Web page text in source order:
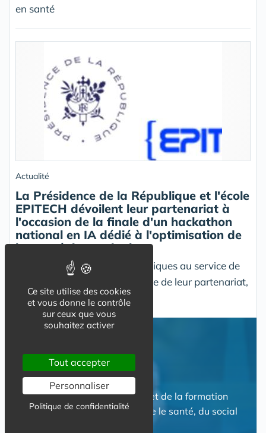
en santé
Actualité
La Présidence de la République et l'école
EPITECH dévoilent leur partenariat à
l'occasion de la finale d'un hackathon
national en IA dédié à l'optimisation de
la stratégie vaccinale
Un hackathon « Données publiques au service de
l’intérêt général », dans le cadre de leur partenariat,
au Palais de l’Alma.
Suivez l'actualité de l'emploi et de la formation
dans le secteur des métiers de le santé, du social
Ce site utilise des cookies
et vous donne le contrôle
sur ceux que vous
souhaitez activer
Tout accepter
Personnaliser
Politique de confidentialité